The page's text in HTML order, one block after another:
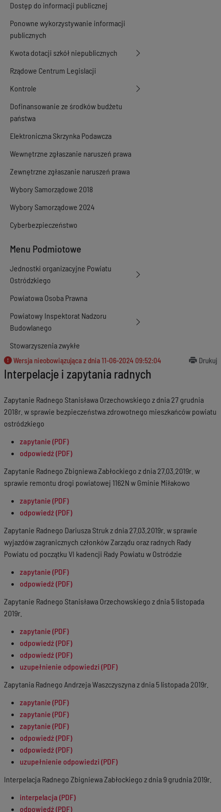
Dostęp do informacji publicznej
Ponowne wykorzystywanie informacji
publicznych
Kwota dotacji szkół niepublicznych
Rządowe Centrum Legislacji
Kontrole
Dofinansowanie ze środków budżetu
państwa
Elektroniczna Skrzynka Podawcza
Wewnętrzne zgłaszanie naruszeń prawa
Zewnętrzne zgłaszanie naruszeń prawa
Wybory Samorządowe 2018
Wybory Samorządowe 2024
Cyberbezpieczeństwo
Menu Podmiotowe
Jednostki organizacyjne Powiatu
Ostródzkiego
Powiatowa Osoba Prawna
Powiatowy Inspektorat Nadzoru
Budowlanego
Stowarzyszenia zwykłe
Wersja nieobowiązująca z dnia11-06-2024 09:52:04 Drukuj
Interpelacje i zapytania radnych
Zapytanie Radnego Stanisława Orzechowskiego z dnia 27 grudnia
2018r. w sprawie bezpieczeństwa zdrowotnego mieszkańców powiatu
ostródzkiego
zapytanie (PDF)
odpowiedź (PDF)
Zapytanie Radnego Zbigniewa Zabłockiego z dnia 27.03.2019r. w
sprawie remontu drogi powiatowej 1162N w Gminie Miłakowo
zapytanie (PDF)
odpowiedź (PDF)
Zapytanie Radnego Dariusza Struk z dnia 27.03.2019r. w sprawie
wyjazdów zagranicznych członków Zarządu oraz radnych Rady
Powiatu od początku VI kadencji Rady Powiatu w Ostródzie
zapytanie (PDF)
odpowiedź (PDF)
Zapytanie Radnego Stanisława Orzechowskiego z dnia 5 listopada
2019r.
zapytanie (PDF)
odpowiedź (PDF)
odpowiedź (PDF)
uzupełnienie odpowiedzi (PDF)
Zapytania Radnego Andrzeja Waszczyszyna z dnia 5 listopada 2019r.
zapytanie (PDF)
zapytanie (PDF)
zapytanie (PDF)
odpowiedź (PDF)
odpowiedź (PDF)
uzupełnienie odpowiedzi (PDF)
Interpelacja Radnego Zbigniewa Zabłockiego z dnia 9 grudnia 2019r.
interpelacja (PDF)
odpowiedź (PDF)